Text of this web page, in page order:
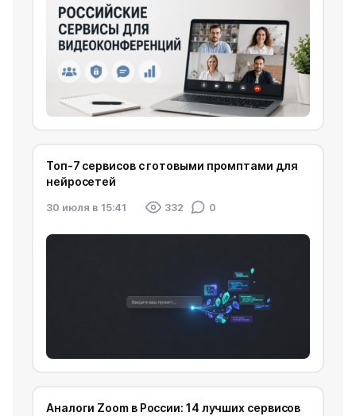
Топ-7 сервисов с готовыми промптами для
нейросетей
30 июля в 15:41 332 0
Аналоги Zoom в России: 14 лучших сервисов